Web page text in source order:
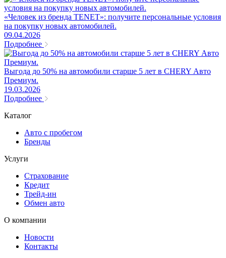
«Человек из бренда TENET»: получите персональные условия
на покупку новых автомобилей.
09.04.2026
Подробнее
Выгода до 50% на автомобили старше 5 лет в CHERY Авто
Премиум.
19.03.2026
Подробнее
Каталог
Авто с пробегом
Бренды
Услуги
Страхование
Кредит
Трейд-ин
Обмен авто
О компании
Новости
Контакты